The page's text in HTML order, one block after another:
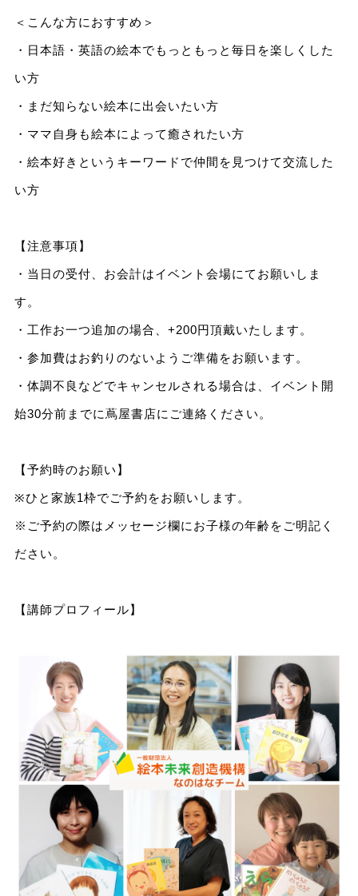
＜こんな方におすすめ＞
・日本語・英語の絵本でもっともっと毎日を楽しくした
い方
・まだ知らない絵本に出会いたい方
・ママ自身も絵本によって癒されたい方
・絵本好きというキーワードで仲間を見つけて交流した
い方
【注意事項】
・当日の受付、お会計はイベント会場にてお願いしま
す。
・工作お一つ追加の場合、+200円頂戴いたします。
・参加費はお釣りのないようご準備をお願います。
・体調不良などでキャンセルされる場合は、イベント開
始30分前までに蔦屋書店にご連絡ください。
【予約時のお願い】
※ひと家族1枠でご予約をお願いします。
※ご予約の際はメッセージ欄にお子様の年齢をご明記く
ださい。
【講師プロフィール】